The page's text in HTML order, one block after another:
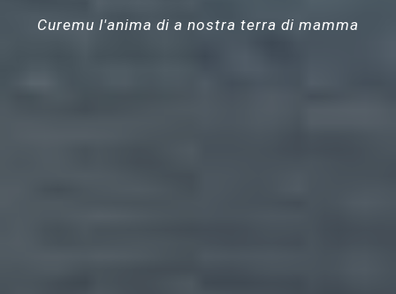
Curemu l'anima di a nostra terra di mamma